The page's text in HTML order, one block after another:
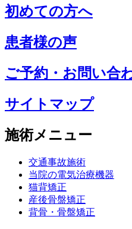
初めての方へ
患者様の声
ご予約・お問い合
サイトマップ
施術メニュー
交通事故施術
当院の電気治療機器
猫背矯正
産後骨盤矯正
背骨・骨盤矯正